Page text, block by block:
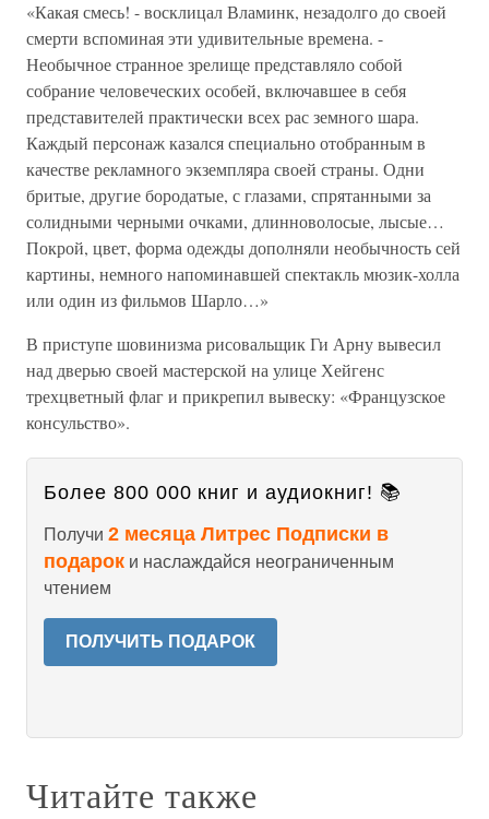
«Какая смесь! - восклицал Вламинк, незадолго до своей
смерти вспоминая эти удивительные времена. -
Необычное странное зрелище представляло собой
собрание человеческих особей, включавшее в себя
представителей практически всех рас земного шара.
Каждый персонаж казался специально отобранным в
качестве рекламного экземпляра своей страны. Одни
бритые, другие бородатые, с глазами, спрятанными за
солидными черными очками, длинноволосые, лысые…
Покрой, цвет, форма одежды дополняли необычность сей
картины, немного напоминавшей спектакль мюзик-холла
или один из фильмов Шарло…»
В приступе шовинизма рисовальщик Ги Арну вывесил
над дверью своей мастерской на улице Хейгенс
трехцветный флаг и прикрепил вывеску: «Французское
консульство».
Более 800 000 книг и аудиокниг! 📚
Получи 2 месяца Литрес Подписки в
подарок и наслаждайся неограниченным
чтением
ПОЛУЧИТЬ ПОДАРОК
Читайте также